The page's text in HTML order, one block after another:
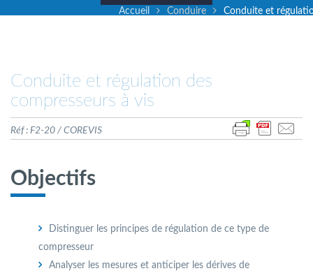
Accueil Conduire Conduite et
Conduite et régulation des
compresseurs à vis
Réf : F2-20 / COREVIS
Objectifs
Distinguer les principes de régulation de ce type de
compresseur
Analyser les mesures et anticiper les dérives de